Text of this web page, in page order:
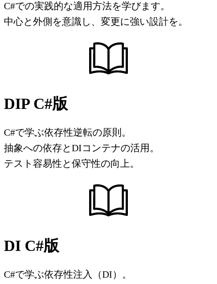
C#での実践的な適用方法を学びます。
中心と外側を意識し、変更に強い設計を。
DIP C#版
C#で学ぶ依存性逆転の原則。
抽象への依存とDIコンテナの活用。
テスト容易性と保守性の向上。
DI C#版
C#で学ぶ依存性注入（DI）。